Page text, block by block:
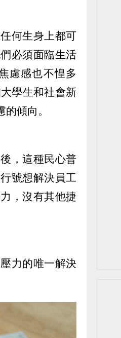
何生身上都可
必須面臨生活
慮感也不惶多
學生和社會新
傾向。
，這種民心普
號想解決員工
，沒有其他捷
力的唯一解決